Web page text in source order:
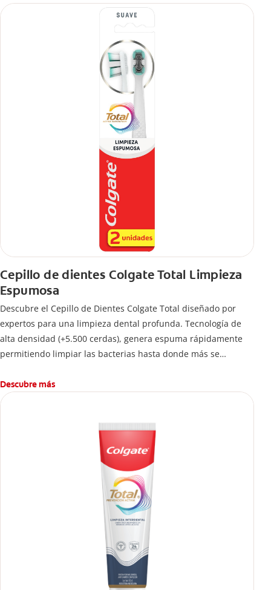
Cepillo de dientes Colgate Total Limpieza
Espumosa
Descubre el Cepillo de Dientes Colgate Total diseñado por
expertos para una limpieza dental profunda. Tecnología de
alta densidad (+5.500 cerdas), genera espuma rápidamente
permitiendo limpiar las bacterias hasta donde más se
Descubre más